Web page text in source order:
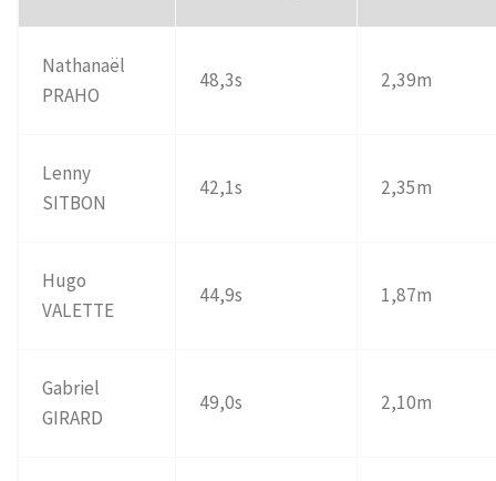
Nathanaël
PRAHO
48,3s 2,39m
Lenny
SITBON
42,1s 2,35m
Hugo
VALETTE
44,9s 1,87m
Gabriel
GIRARD
49,0s 2,10m